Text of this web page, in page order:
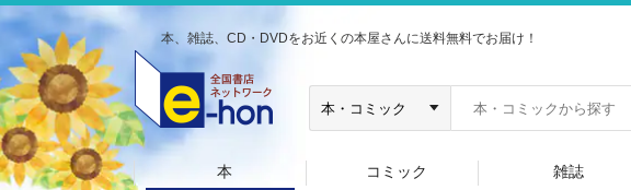
本、雑誌、CD・DVDをお近くの本屋さんに送料無料でお届け！
本 コミック 雑誌